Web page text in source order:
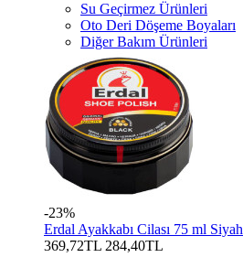
Su Geçirmez Ürünleri
Oto Deri Döşeme Boyaları
Diğer Bakım Ürünleri
-23%
Erdal Ayakkabı Cilası 75 ml Siyah
369,72TL 284,40TL